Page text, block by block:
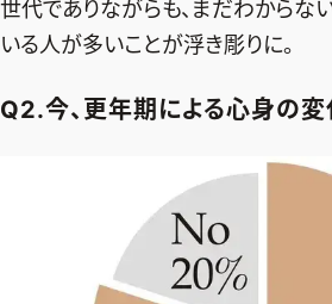
特典が満載！
世代でありながらも、まだわからな
いる人が多いことが浮き彫りに。
Q2.今、更年期による心身の変